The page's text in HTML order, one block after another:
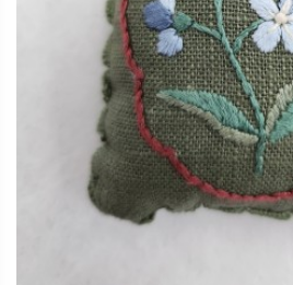
자수
2025.12.16오산한국문화센터